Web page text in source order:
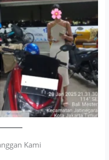
Cityplaza Jatinegara
Gedung Parkir P6A
Kami